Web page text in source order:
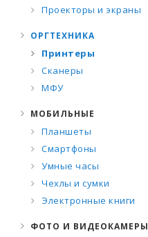
Проекторы и экраны
ОРГТЕХНИКА
Принтеры
Сканеры
МФУ
МОБИЛЬНЫЕ
Планшеты
Смартфоны
Умные часы
Чехлы и сумки
Электронные книги
ФОТО И ВИДЕОКАМЕРЫ